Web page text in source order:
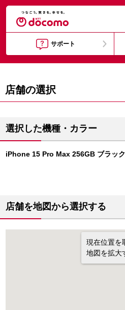
サポート
店舗の選択
選択した機種・カラー
iPhone 15 Pro Max 256GB ブラッ
店舗を地図から選択する
現在位置を
地図を拡大